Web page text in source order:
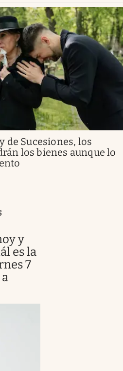
de Sucesiones, los
los bienes aunque lo
y
es la
7